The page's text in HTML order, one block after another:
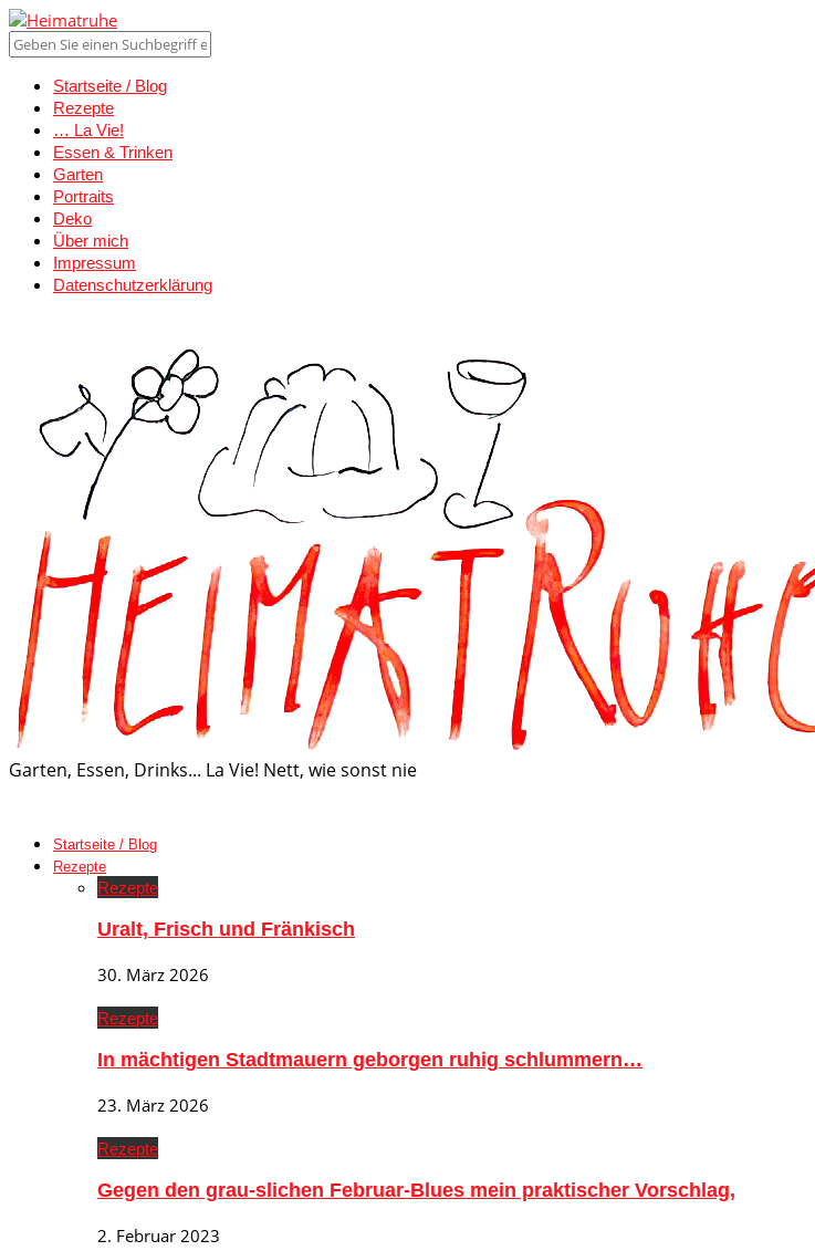
Startseite / Blog
Rezepte
… La Vie!
Essen & Trinken
Garten
Portraits
Deko
Über mich
Impressum
Datenschutzerklärung
Garten, Essen, Drinks... La Vie! Nett, wie sonst nie
Startseite / Blog
Rezepte
Rezepte
Uralt, Frisch und Fränkisch
30. März 2026
Rezepte
In mächtigen Stadtmauern geborgen ruhig schlummern…
23. März 2026
Rezepte
Gegen den grau-slichen Februar-Blues mein praktischer Vorschlag,
2. Februar 2023